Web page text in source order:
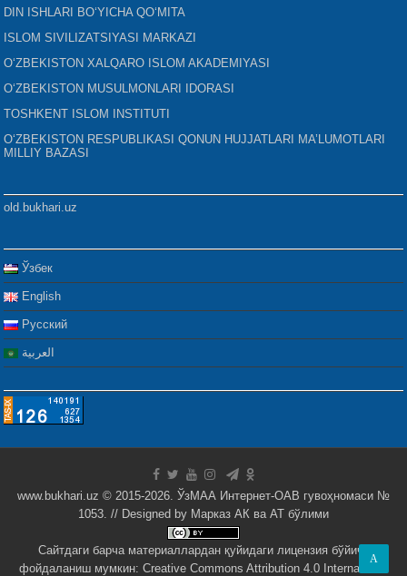
DIN ISHLARI BO‘YICHA QO‘MITA
ISLOM SIVILIZATSIYASI MARKAZI
O‘ZBEKISTON XALQARO ISLOM AKADEMIYASI
O‘ZBEKISTON MUSULMONLARI IDORASI
TOSHKENT ISLOM INSTITUTI
O‘ZBEKISTON RESPUBLIKASI QONUN HUJJATLARI MA’LUMOTLARI
MILLIY BAZASI
old.bukhari.uz
Ўзбек
English
Русский
العربية
www.bukhari.uz © 2015-2026. ЎзМАА Интернет-ОАВ гувоҳномаси №
1053. // Designed by Марказ АК ва АТ бўлими
Сайтдаги барча материаллардан қуйидаги лицензия бўйича
фойдаланиш мумкин: Creative Commons Attribution 4.0 International
A